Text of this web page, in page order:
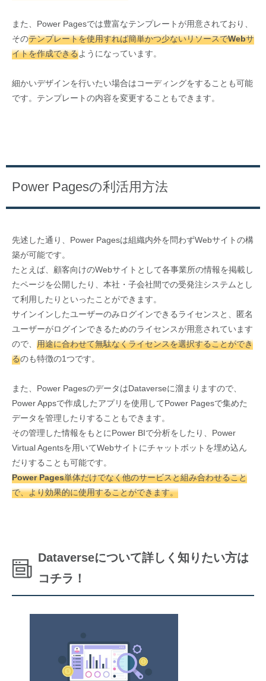
また、Power Pagesでは豊富なテンプレートが用意されており、
そのテンプレートを使用すれば簡単かつ少ないリソースでWebサ
イトを作成できるようになっています。
細かいデザインを行いたい場合はコーディングをすることも可能
です。テンプレートの内容を変更することもできます。
Power Pagesの利活用方法
先述した通り、Power Pagesは組織内外を問わずWebサイトの構
築が可能です。
たとえば、顧客向けのWebサイトとして各事業所の情報を掲載し
たページを公開したり、本社・子会社間での受発注システムとし
て利用したりといったことができます。
サインインしたユーザーのみログインできるライセンスと、匿名
ユーザーがログインできるためのライセンスが用意されています
ので、 用途に合わせて無駄なくライセンスを選択することができ
るのも特徴の1つです。
また、Power PagesのデータはDataverseに溜まりますので、
Power Appsで作成したアプリを使用してPower Pagesで集めた
データを管理したりすることもできます。
その管理した情報をもとにPower BIで分析をしたり、Power
Virtual Agentsを用いてWebサイトにチャットボットを埋め込ん
だりすることも可能です。
Power Pages単体だけでなく他のサービスと組み合わせること
で、より効果的に使用することができます。
Dataverseについて詳しく知りたい方は
コチラ！